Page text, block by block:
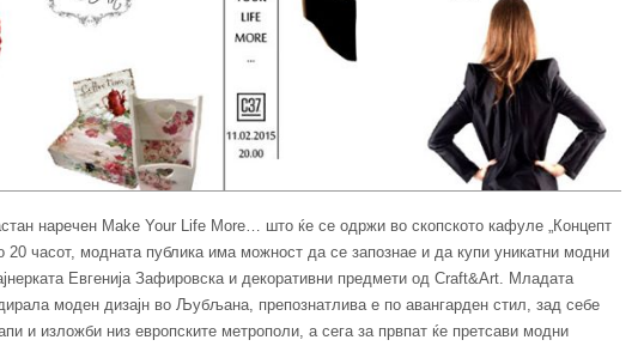
наречен Make Your Life More… што ќе се одржи во скопското кафуле „Концепт
20 часот, модната публика има можност да се запознае и да купи уникатни модни
Евгенија Зафировска и декоративни предмети од Craft&Art. Младата
моден дизајн во Љубљана, препознатлива е по авангарден стил, зад себе
и изложби низ европските метрополи, а сега за првпат ќе претсави модни